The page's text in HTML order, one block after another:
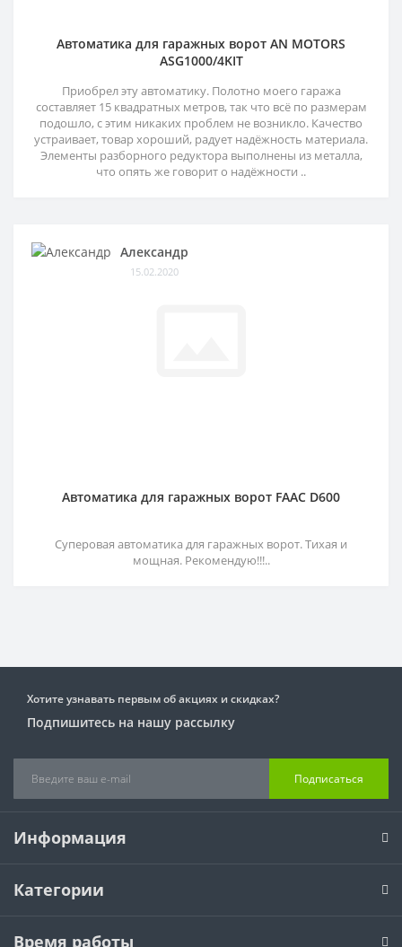
Автоматика для гаражных ворот AN MOTORS
ASG1000/4KIT
Приобрел эту автоматику. Полотно моего гаража
составляет 15 квадратных метров, так что всё по размерам
подошло, с этим никаких проблем не возникло. Качество
устраивает, товар хороший, радует надёжность материала.
Элементы разборного редуктора выполнены из металла,
что опять же говорит о надёжности ..
Александр
15.02.2020
Автоматика для гаражных ворот FAAC D600
Суперовая автоматика для гаражных ворот. Тихая и
мощная. Рекомендую!!!..
Хотите узнавать первым об акциях и скидках?
Подпишитесь на нашу рассылку
Подписаться
Информация
Категории
Время работы